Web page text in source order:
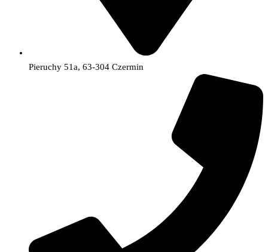
Pieruchy 51a, 63-304 Czermin